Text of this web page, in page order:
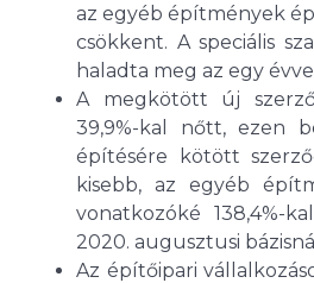
az egyéb építmények
csökkent. A speciális
haladta meg az egy
A megkötött új
39,9%-kal nőtt, ezen
építésére kötött
kisebb, az egyéb
vonatkozóké 138,4%-
2020. augusztusi
Az építőipari